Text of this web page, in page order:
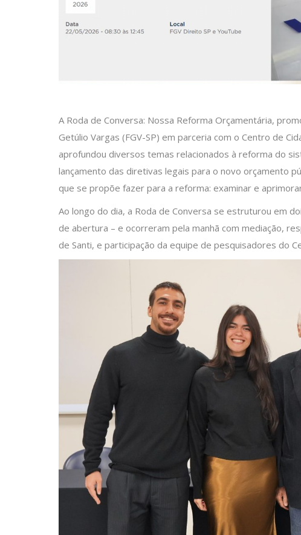
A Roda de Conversa: Nossa Reforma Orçamentária,
Getúlio Vargas (FGV-SP) em parceria com o Centro de
aprofundou diversos temas relacionados à reforma do
lançamento das diretivas legais para o novo orçamento
que se propõe fazer para a reforma: examinar e
Ao longo do dia, a Roda de Conversa se estruturou em
de abertura – e ocorreram pela manhã com mediação,
de Santi, e participação da equipe de pesquisadores do